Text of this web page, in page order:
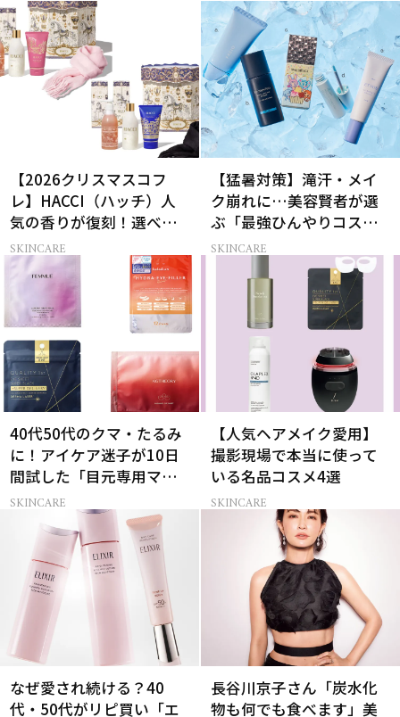
【2026クリスマスコフ
レ】HACCI（ハッチ）人
気の香りが復刻！選べる
コフレが楽しい♡
SKINCARE
【猛暑対策】滝汗・メイ
ク崩れに…美容賢者が選
ぶ「最強ひんやりコス
メ」26選
SKINCARE
40代50代のクマ・たるみ
に！アイケア迷子が10日
間試した「目元専用マス
ク」4選
SKINCARE
【人気ヘアメイク愛用】
撮影現場で本当に使って
いる名品コスメ4選
SKINCARE
なぜ愛され続ける？40
代・50代がリピ買い「エ
長谷川京子さん「炭水化
物も何でも食べます」美